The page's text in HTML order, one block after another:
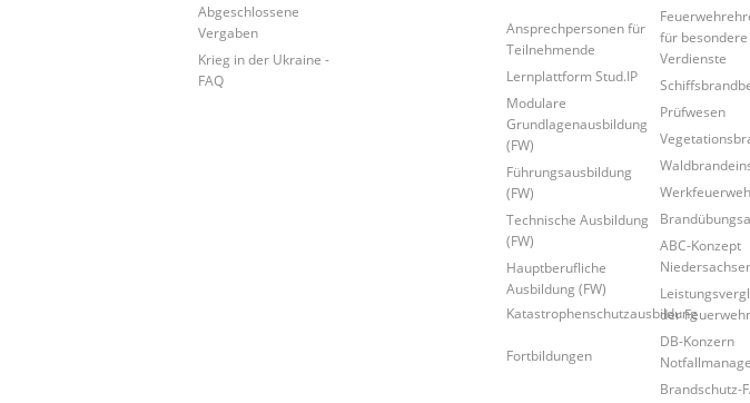
Abgeschlossene
Vergaben
Krieg in der Ukraine -
FAQ
Ansprechpersonen für
Teilnehmende
Lernplattform Stud.IP
Modulare
Grundlagenausbildung
(FW)
Führungsausbildung
(FW)
Technische Ausbildung
(FW)
Hauptberufliche
Ausbildung (FW)
Katastrophenschutzausbildung
Fortbildungen
für besondere
Verdienste
Prüfwesen
ABC-Konzept
der
DB-Konzern
Brandschutz-